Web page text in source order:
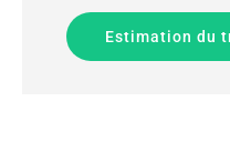
Estimation du